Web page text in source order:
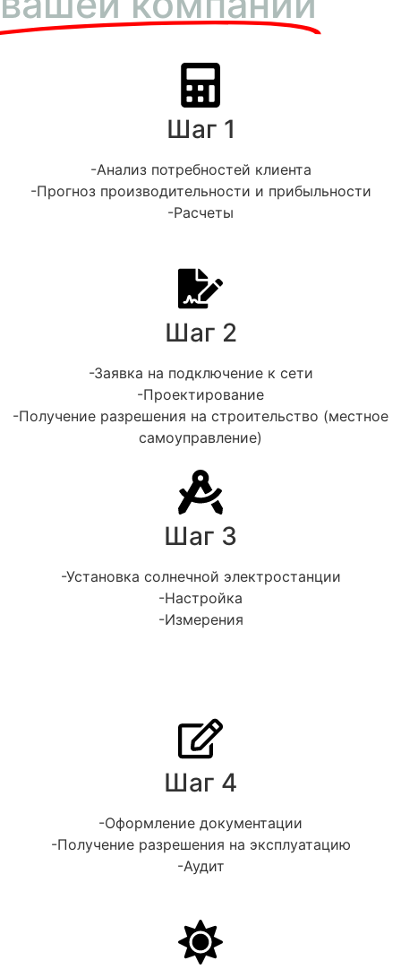
Шаг 1
-Анализ потребностей клиента
-Прогноз производительности и прибыльности
-Расчеты
Шаг 2
-Заявка на подключение к сети
-Проектирование
-Получение разрешения на строительство (местное
самоуправление)
Шаг 3
-Установка солнечной электростанции
-Настройка
-Измерения
Шаг 4
-Оформление документации
-Получение разрешения на эксплуатацию
-Аудит